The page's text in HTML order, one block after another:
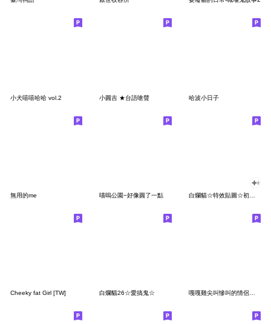
小犬嘻嘻哈哈 vol.2 小圓吉 ★台語嗆聲 哈波小日子
無用的me 喵嗚公園−好像圓了一點
Cheeky fat Girl [TW] 白爛貓26☆愛搞鬼☆ 嘎嘎雞尖叫慘叫的情侶情緒勒索代